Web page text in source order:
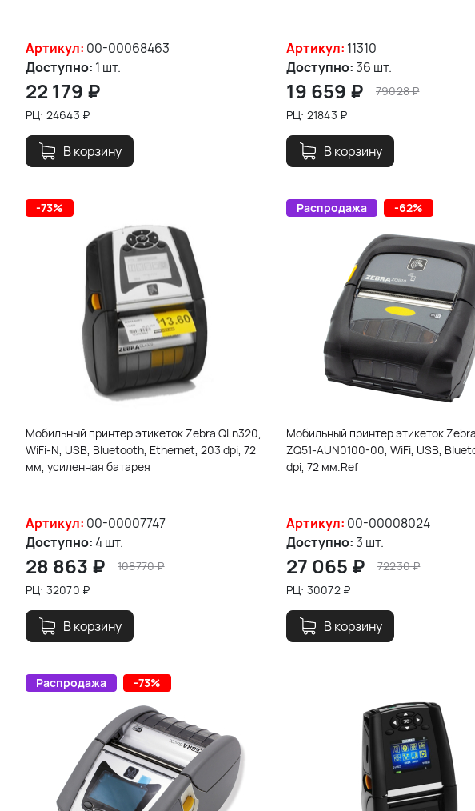
Артикул: 00-00068463
Доступно: 1 шт.
22 179 ₽
РЦ: 24643 ₽
В корзину
Артикул: 11310
Доступно:36 шт.
19 659 ₽ 79028₽
РЦ: 21843 ₽
В корзину
-73%
Мобильный принтер этикеток Zebra QLn320,
WiFi-N, USB, Bluetooth, Ethernet, 203 dpi, 72
мм, усиленная батарея
Артикул: 00-00007747
Доступно:4 шт.
28 863 ₽ 108770₽
РЦ: 32070 ₽
В корзину
Распродажа -62%
Мобильный принтер этикеток
ZQ51-AUN0100-00, WiFi, USB,
dpi, 72 мм.Ref
Артикул: 00-00008024
Доступно:3 шт.
27 065 ₽ 72230₽
РЦ: 30072₽
В корзину
Распродажа -73%